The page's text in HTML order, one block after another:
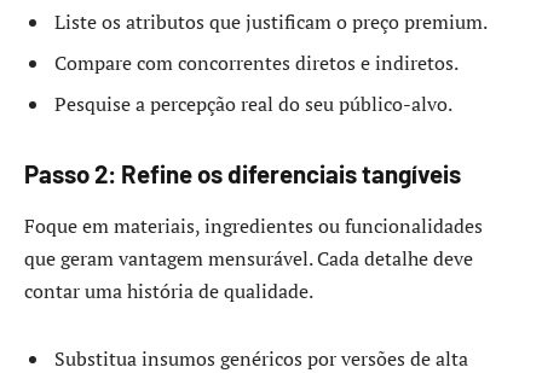
Liste os atributos que justificam o preço premium.
Compare com concorrentes diretos e indiretos.
Pesquise a percepção real do seu público-alvo.
Passo 2: Refine os diferenciais tangíveis
Foque em materiais, ingredientes ou funcionalidades
que geram vantagem mensurável. Cada detalhe deve
contar uma história de qualidade.
Substitua insumos genéricos por versões de alta